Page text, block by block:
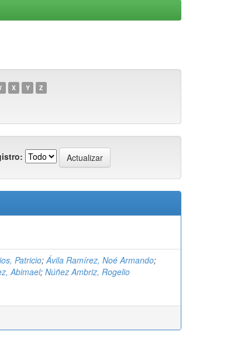
X Y Z
Patricio;Ávila Ramírez, Noé Armando;
Abimael; Núñez Ambriz, Rogelio